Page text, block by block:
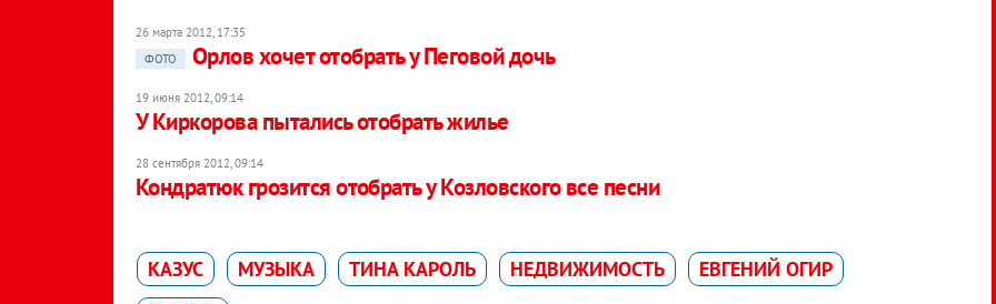
26 марта 2012, 17:35
ФОТО
Орлов хочет отобрать у Пеговой дочь
19 июня 2012, 09:14
У Киркорова пытались отобрать жилье
28 сентября 2012, 09:14
Кондратюк грозится отобрать у Козловского все песни
КАЗУС МУЗЫКА ТИНА КАРОЛЬ НЕДВИЖИМОСТЬ
ЕВГЕНИЙ ОГИР